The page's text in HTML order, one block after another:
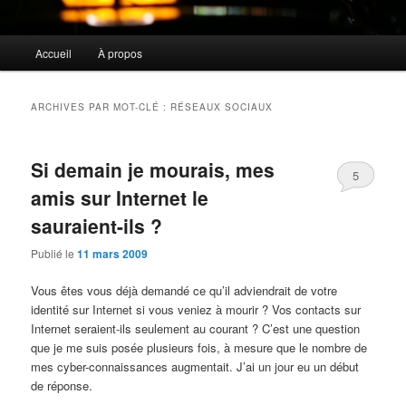
principal
Accueil À propos
ARCHIVES PAR MOT-CLÉ : RÉSEAUX SOCIAUX
Si demain je mourais, mes
amis sur Internet le
sauraient-ils ?
Publié le11 mars 2009
5
Vous êtes vous déjà demandé ce qu’il adviendrait de votre
identité sur Internet si vous veniez à mourir ? Vos contacts sur
Internet seraient-ils seulement au courant ? C’est une question
que je me suis posée plusieurs fois, à mesure que le nombre de
mes cyber-connaissances augmentait. J’ai un jour eu un début
de réponse.